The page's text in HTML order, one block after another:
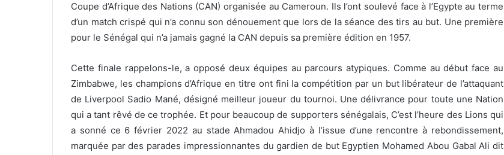
Coupe d’Afrique des Nations (CAN) organisée au Cameroun. Ils l’ont soulevé face à l’Egypte au terme
d’un match crispé qui n’a connu son dénouement que lors de la séance des tirs au but. Une première
pour le Sénégal qui n’a jamais gagné la CAN depuis sa première édition en 1957.
Cette finale rappelons-le, a opposé deux équipes au parcours atypiques. Comme au début face au
Zimbabwe, les champions d’Afrique en titre ont fini la compétition par un but libérateur de l’attaquant
de Liverpool Sadio Mané, désigné meilleur joueur du tournoi. Une délivrance pour toute une Nation
qui a tant rêvé de ce trophée. Et pour beaucoup de supporters sénégalais, C’est l’heure des Lions qui
a sonné ce 6 février 2022 au stade Ahmadou Ahidjo à l’issue d’une rencontre à rebondissement,
marquée par des parades impressionnantes du gardien de but Egyptien Mohamed Abou Gabal Ali dit